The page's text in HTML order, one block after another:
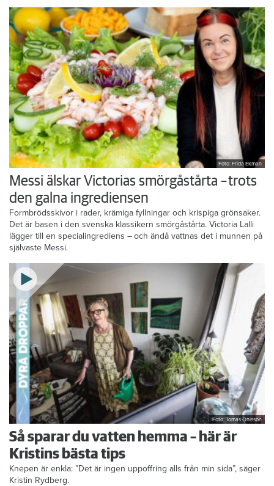
Foto: Frida Ekman
Messi älskar Victorias smörgåstårta – trots
den galna ingrediensen
Formbrödsskivor i rader, krämiga fyllningar och krispiga grönsaker.
Det är basen i den svenska klassikern smörgåstårta. Victoria Lalli
lägger till en specialingrediens – och ändå vattnas det i munnen på
självaste Messi.
Foto: Tomas Ohlsson
Så sparar du vatten hemma – här är
Kristins bästa tips
Knepen är enkla: ”Det är ingen uppoffring alls från min sida”, säger
Kristin Rydberg.